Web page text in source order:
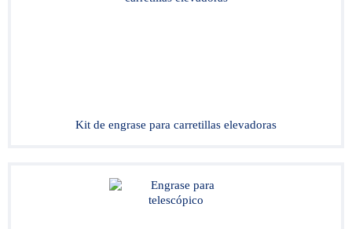
Kit de engrase para carretillas elevadoras